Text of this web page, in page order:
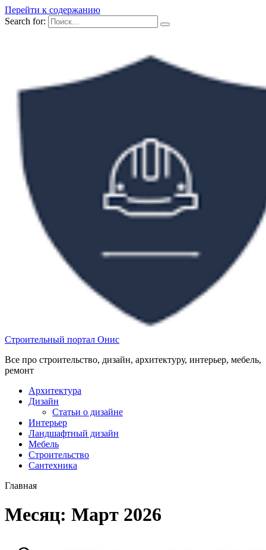
Перейти к содержанию
Search for:
Строительный портал Онис
Все про строительство, дизайн, архитектуру, интерьер, мебель,
ремонт
Архитектура
Дизайн
Статьи о дизайне
Интерьер
Ландшафтный дизайн
Мебель
Строительство
Сантехника
Главная
Месяц: Март 2026